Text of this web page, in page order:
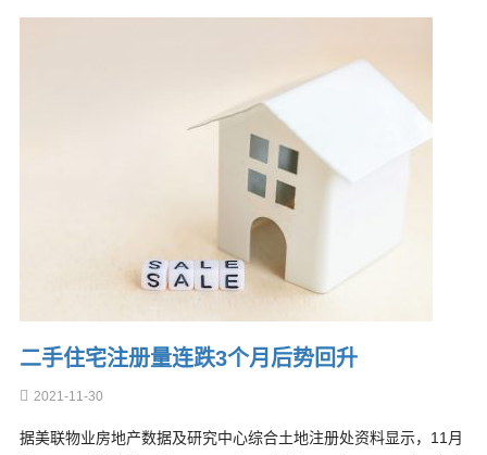
二手住宅注册量连跌3个月后势回升
2021-11-30
据美联物业房地产数据及研究中心综合土地注册处资料显示，11月